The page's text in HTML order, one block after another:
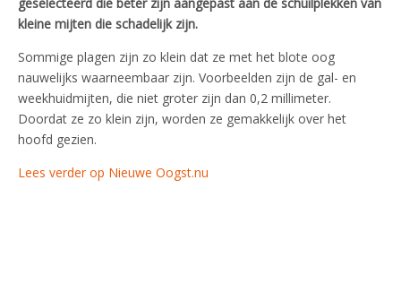
kleine mijten die schadelijk zijn.
Sommige plagen zijn zo klein dat ze met het blote oog
nauwelijks waarneembaar zijn. Voorbeelden zijn de gal- en
weekhuidmijten, die niet groter zijn dan 0,2 millimeter.
Doordat ze zo klein zijn, worden ze gemakkelijk over het
hoofd gezien.
Lees verder op Nieuwe Oogst.nu